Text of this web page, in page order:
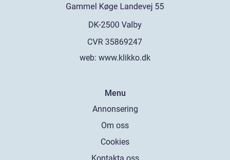
web: www.klikko.dk
Menu
Annonsering
Om oss
Cookies